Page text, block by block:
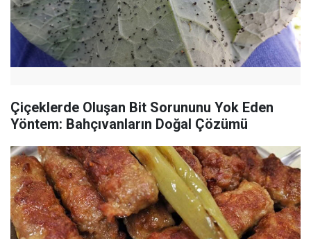
Çiçeklerde Oluşan Bit Sorununu Yok Eden
Yöntem: Bahçıvanların Doğal Çözümü